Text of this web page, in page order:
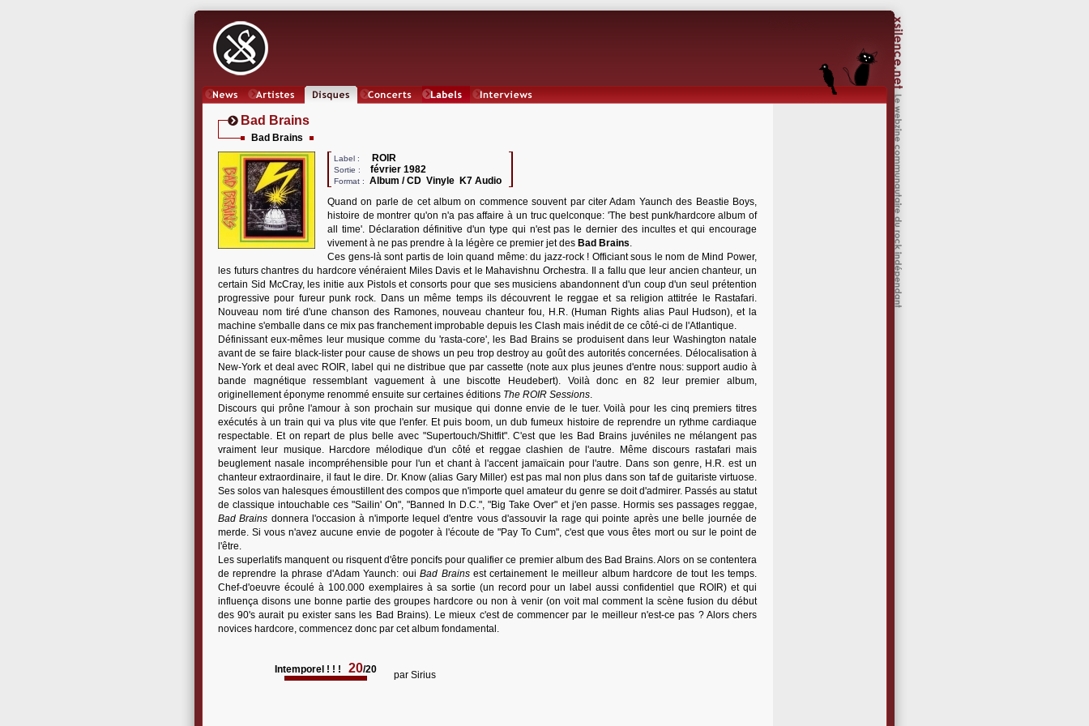
Bad Brains
Bad Brains
Label : ROIR
Sortie : février 1982
Format :
Album / CD Vinyle K7 Audio
Quand on parle de cet album on commence souvent par citer Adam Yaunch des Beastie Boys,
histoire de montrer qu'on n'a pas affaire à un truc quelconque: 'The best punk/hardcore album of
all time'. Déclaration définitive d'un type qui n'est pas le dernier des incultes et qui encourage
vivement à ne pas prendre à la légère ce premier jet des Bad Brains.
Ces gens-là sont partis de loin quand même: du jazz-rock ! Officiant sous le nom de Mind Power,
les futurs chantres du hardcore vénéraient Miles Davis et le Mahavishnu Orchestra. Il a fallu que leur ancien chanteur, un
certain Sid McCray, les initie aux Pistols et consorts pour que ses musiciens abandonnent d'un coup d'un seul prétention
progressive pour fureur punk rock. Dans un même temps ils découvrent le reggae et sa religion attitrée le Rastafari.
Nouveau nom tiré d'une chanson des Ramones, nouveau chanteur fou, H.R. (Human Rights alias Paul Hudson), et la
machine s'emballe dans ce mix pas franchement improbable depuis les Clash mais inédit de ce côté-ci de l'Atlantique.
Définissant eux-mêmes leur musique comme du 'rasta-core', les Bad Brains se produisent dans leur Washington natale
avant de se faire black-lister pour cause de shows un peu trop destroy au goût des autorités concernées. Délocalisation à
New-York et deal avec ROIR, label qui ne distribue que par cassette (note aux plus jeunes d'entre nous: support audio à
bande magnétique ressemblant vaguement à une biscotte Heudebert). Voilà donc en 82 leur premier album,
originellement éponyme renommé ensuite sur certaines éditions The ROIR Sessions.
Discours qui prône l'amour à son prochain sur musique qui donne envie de le tuer. Voilà pour les cinq premiers titres
exécutés à un train qui va plus vite que l'enfer. Et puis boom, un dub fumeux histoire de reprendre un rythme cardiaque
respectable. Et on repart de plus belle avec "Supertouch/Shitfit". C'est que les Bad Brains juvéniles ne mélangent pas
vraiment leur musique. Harcdore mélodique d'un côté et reggae clashien de l'autre. Même discours rastafari mais
beuglement nasale incompréhensible pour l'un et chant à l'accent jamaïcain pour l'autre. Dans son genre, H.R. est un
chanteur extraordinaire, il faut le dire. Dr. Know (alias Gary Miller) est pas mal non plus dans son taf de guitariste virtuose.
Ses solos van halesques émoustillent des compos que n'importe quel amateur du genre se doit d'admirer. Passés au statut
de classique intouchable ces "Sailin' On", "Banned In D.C.", "Big Take Over" et j'en passe. Hormis ses passages reggae,
Bad Brains donnera l'occasion à n'importe lequel d'entre vous d'assouvir la rage qui pointe après une belle journée de
merde. Si vous n'avez aucune envie de pogoter à l'écoute de "Pay To Cum", c'est que vous êtes mort ou sur le point de
l'être.
Les superlatifs manquent ou risquent d'être poncifs pour qualifier ce premier album des Bad Brains. Alors on se contentera
de reprendre la phrase d'Adam Yaunch: ouiBad Brainsest certainement le meilleur album hardcore de tout les temps.
Chef-d'oeuvre écoulé à 100.000 exemplaires à sa sortie (un record pour un label aussi confidentiel que ROIR) et qui
influença disons une bonne partie des groupes hardcore ou non à venir (on voit mal comment la scène fusion du début
des 90's aurait pu exister sans les Bad Brains). Le mieux c'est de commencer par le meilleur n'est-ce pas ? Alors chers
novices hardcore, commencez donc par cet album fondamental.
Intemporel ! ! ! 20/20 par Sirius